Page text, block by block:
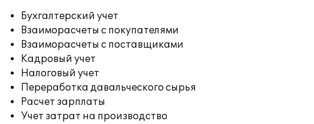
Бухгалтерский учет
Взаиморасчеты с покупателями
Взаиморасчеты с поставщиками
Кадровый учет
Налоговый учет
Переработка давальческого сырья
Расчет зарплаты
Учет затрат на производство